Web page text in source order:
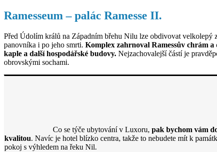
Ramesseum – palác Ramesse II.
Před Údolím králů na Západním břehu Nilu lze obdivovat velkolepý
panovníka i po jeho smrti. Komplex zahrnoval Ramessův chrám
kaple a další hospodářské budovy. Nejzachovalejší částí je
obrovskými sochami.
Co se týče ubytování v Luxoru, pak bychom vám
kvalitou. Navíc je hotel blízko centra, takže to nebudete mít k
pokoj s výhledem na řeku Nil.